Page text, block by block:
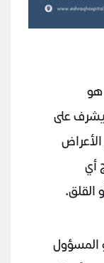
هو
على
أي
القلق.
المسؤول